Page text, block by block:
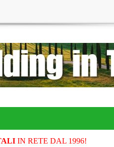
IN RETE DAL 1996!